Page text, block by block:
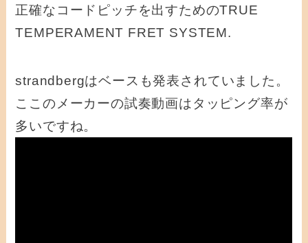
正確なコードピッチを出すためのTRUE
TEMPERAMENT FRET SYSTEM.
strandbergはベースも発表されていました。
ここのメーカーの試奏動画はタッピング率が
多いですね。